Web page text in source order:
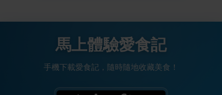
馬上體驗愛食記
手機下載愛食記，隨時隨地收藏美食！